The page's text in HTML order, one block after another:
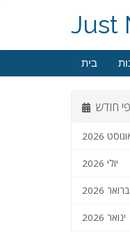
Just
בית
חודש
2026
יולי 2026
2026
ינואר 2026